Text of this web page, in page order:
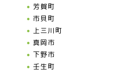
芳賀町
市貝町
上三川町
真岡市
下野市
壬生町